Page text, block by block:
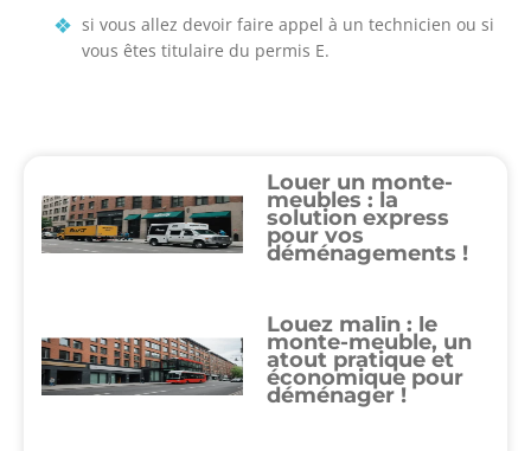
si vous allez devoir faire appel à un technicien ou si
vous êtes titulaire du permis E.
Louer un monte-
meubles : la
solution express
pour vos
déménagements !
Louez malin : le
monte-meuble, un
atout pratique et
économique pour
déménager !